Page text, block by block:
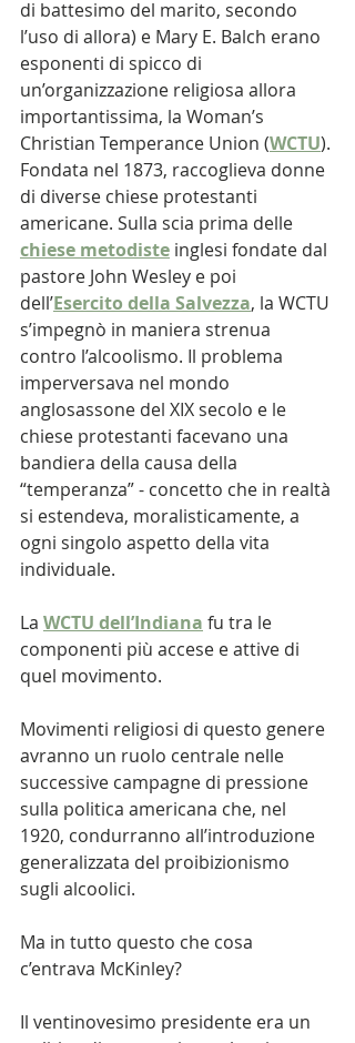
di battesimo del marito, secondo
l’uso di allora) e Mary E. Balch erano
esponenti di spicco di
un’organizzazione religiosa allora
importantissima, la Woman’s
Christian Temperance Union (WCTU).
Fondata nel 1873, raccoglieva donne
di diverse chiese protestanti
americane. Sulla scia prima delle
chiese metodiste inglesi fondate dal
pastore John Wesley e poi
dell’Esercito della Salvezza, la WCTU
s’impegnò in maniera strenua
contro l’alcoolismo. Il problema
imperversava nel mondo
anglosassone del XIX secolo e le
chiese protestanti facevano una
bandiera della causa della
“temperanza” - concetto che in realtà
si estendeva, moralisticamente, a
ogni singolo aspetto della vita
individuale.
La WCTU dell’Indiana fu tra le
componenti più accese e attive di
quel movimento.
Movimenti religiosi di questo genere
avranno un ruolo centrale nelle
successive campagne di pressione
sulla politica americana che, nel
1920, condurranno all’introduzione
generalizzata del proibizionismo
sugli alcoolici.
Ma in tutto questo che cosa
c’entrava McKinley?
Il ventinovesimo presidente era un